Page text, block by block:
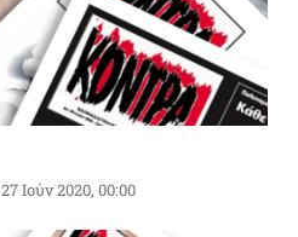
27 Ιούν 2020, 00:00